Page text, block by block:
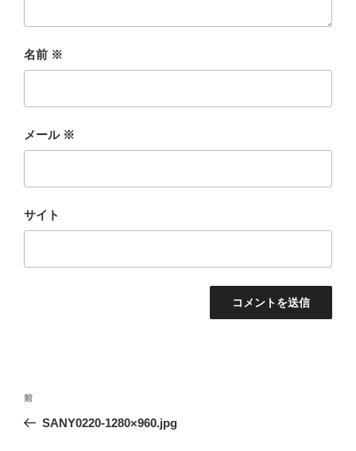
名前 ※
メール ※
サイト
投
前
の
前
SANY0220-1280×960.jpg